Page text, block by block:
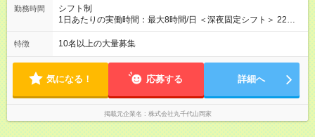
【月給41万円以上】となります！ ｜月収イメージ ・店長：43万
円以上 ・ミドル店長：46万円以上 ・ミドル店長（最上位）：60
間の長さ：3ヶ月 雇用形態、給与は本採用時と同じです。
勤務時間
シフト制
1日あたりの実働時間：最大8時間/日 ＜深夜固定シフト＞ 22時
00分～7時00分 └月残業30～40時間と少なめです。 ★深夜勤務
は初めて…という先輩も多数！勤務日や時間が一定のため生活
み、午後から夕方は家族と過ごす時間を確保する、という生活
をしながらリズムを確立している先輩が多いです。
特徴 10名以上の大量募集
気になる！ 応募する 詳細へ
掲載元企業名 株式会社丸千代山岡家